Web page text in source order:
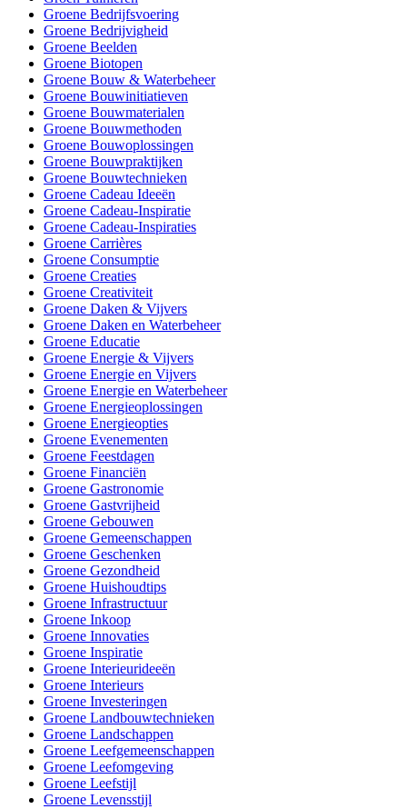
Groene Bedrijfsvoering
Groene Bedrijvigheid
Groene Beelden
Groene Biotopen
Groene Bouw & Waterbeheer
Groene Bouwinitiatieven
Groene Bouwmaterialen
Groene Bouwmethoden
Groene Bouwoplossingen
Groene Bouwpraktijken
Groene Bouwtechnieken
Groene Cadeau Ideeën
Groene Cadeau-Inspiratie
Groene Cadeau-Inspiraties
Groene Carrières
Groene Consumptie
Groene Creaties
Groene Creativiteit
Groene Daken & Vijvers
Groene Daken en Waterbeheer
Groene Educatie
Groene Energie & Vijvers
Groene Energie en Vijvers
Groene Energie en Waterbeheer
Groene Energieoplossingen
Groene Energieopties
Groene Evenementen
Groene Feestdagen
Groene Financiën
Groene Gastronomie
Groene Gastvrijheid
Groene Gebouwen
Groene Gemeenschappen
Groene Geschenken
Groene Gezondheid
Groene Huishoudtips
Groene Infrastructuur
Groene Inkoop
Groene Innovaties
Groene Inspiratie
Groene Interieurideeën
Groene Interieurs
Groene Investeringen
Groene Landbouwtechnieken
Groene Landschappen
Groene Leefgemeenschappen
Groene Leefomgeving
Groene Leefstijl
Groene Levensstijl